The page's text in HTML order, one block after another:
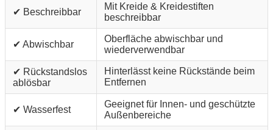
✔ Beschreibbar
Mit Kreide & Kreidestiften
beschreibbar
✔ Abwischbar
Oberfläche abwischbar und
wiederverwendbar
✔ Rückstandslos
ablösbar
Hinterlässt keine Rückstände beim
Entfernen
✔ Wasserfest
Geeignet für Innen- und geschützte
Außenbereiche